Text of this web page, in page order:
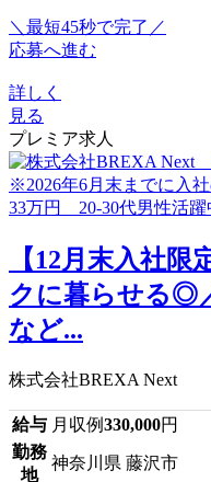
＼最短45秒で完了／
応募へ進む
詳しく
見る
プレミア求人
【12月末入社限
クに暮らせる◎
など...
株式会社BREXA Next
給与 月収例330,000円
勤務
地
神奈川県 藤沢市